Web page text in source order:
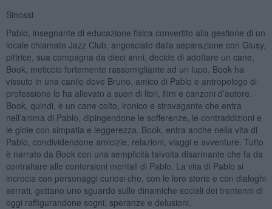
Sinossi
Pablo, insegnante di educazione fisica convertito alla gestione di un
locale chiamato Jazz Club, angosciato dalla separazione con Giusy,
pittrice, sua compagna da dieci anni, decide di adottare un cane,
Book, meticcio fortemente rassomigliante ad un lupo. Book ha
vissuto in una canile dove Bruno, amico di Pablo e antropologo di
professione lo ha allevato a suon di libri, film e canzoni d’autore.
Book, quindi, è un cane colto, ironico e stravagante che entra
nell’anima di Pablo, dipingendone le sofferenze, le contraddizioni e
le gioie con simpatia e leggerezza. Book, entra anche nella vita di
Pablo, condividendone amicizie, relazioni, viaggi e avventure. Tutto
è narrato da Book con una semplicità talvolta disarmante che fa da
contraltare alle contorsioni mentali di Pablo. La vita di Pablo si
incrocia con personaggi curiosi che, con le loro storie e con dialoghi
serrati, gettano uno sguardo sulle dinamiche sociali dei trentenni di
oggi raffigurandone sogni, speranze e delusioni.